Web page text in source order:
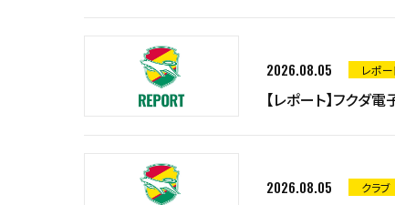
2026.08.05 レポー
【レポート】フクダ
2026.08.05 クラブ